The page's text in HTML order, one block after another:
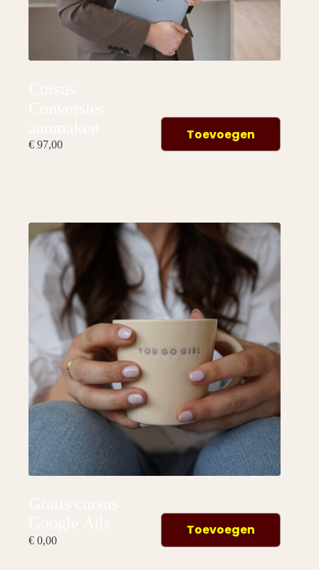
€ 97,00
Toevoegen
€ 0,00
Toevoegen